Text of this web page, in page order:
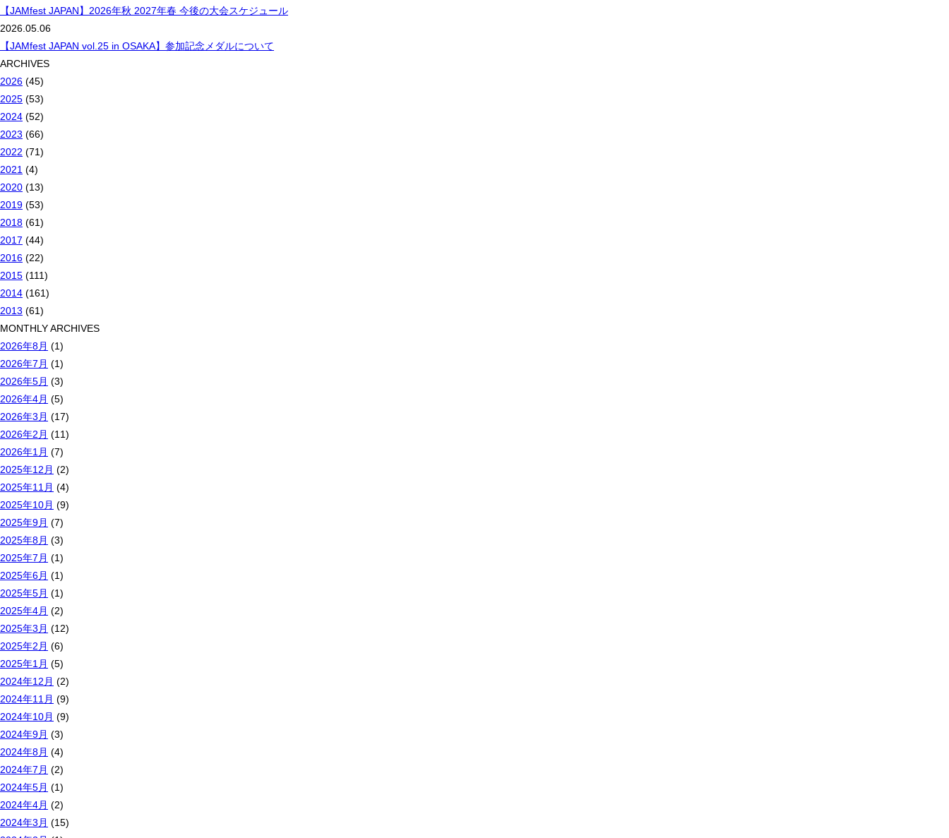
【JAMfest JAPAN】2026年秋 2027年春 今後の大会スケジュール
2026.05.06
【JAMfest JAPAN vol.25 in OSAKA】参加記念メダルについて
ARCHIVES
2026 (45)
2025 (53)
2024 (52)
2023 (66)
2022 (71)
2021 (4)
2020 (13)
2019 (53)
2018 (61)
2017 (44)
2016 (22)
2015 (111)
2014 (161)
2013 (61)
MONTHLY ARCHIVES
2026年8月 (1)
2026年7月 (1)
2026年5月 (3)
2026年4月 (5)
2026年3月 (17)
2026年2月 (11)
2026年1月 (7)
2025年12月 (2)
2025年11月 (4)
2025年10月 (9)
2025年9月 (7)
2025年8月 (3)
2025年7月 (1)
2025年6月 (1)
2025年5月 (1)
2025年4月 (2)
2025年3月 (12)
2025年2月 (6)
2025年1月 (5)
2024年12月 (2)
2024年11月 (9)
2024年10月 (9)
2024年9月 (3)
2024年8月 (4)
2024年7月 (2)
2024年5月 (1)
2024年4月 (2)
2024年3月 (15)